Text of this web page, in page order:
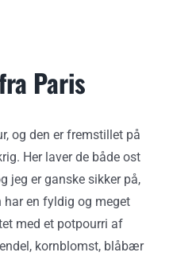
Paris
og den er fremstillet på
Her laver de både ost
jeg er ganske sikker på,
en fyldig og meget
med et potpourri af
kornblomst, blåbær